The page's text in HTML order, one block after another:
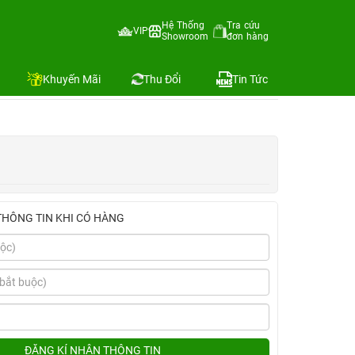
VIP
Hệ Thống
Showroom
Tra cứu
đơn hàng
Khuyến Mãi Thu Đổi Tin Tức
20W Innostyle+Dán Kingbull)
TIN KHI CÓ HÀNG
ĐĂNG KÍ NHẬN THÔNG TIN